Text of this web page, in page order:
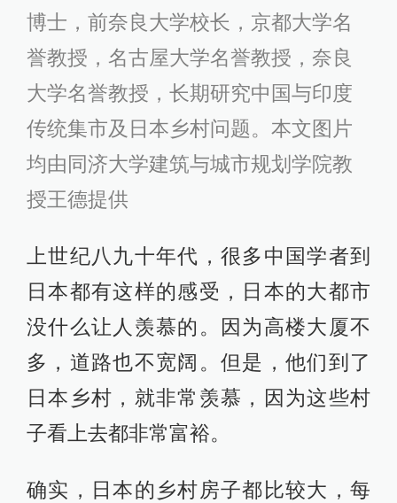
博士，前奈良大学校长，京都大学名
誉教授，名古屋大学名誉教授，奈良
大学名誉教授，长期研究中国与印度
传统集市及日本乡村问题。本文图片
均由同济大学建筑与城市规划学院教
授王德提供
上世纪八九十年代，很多中国学者到
日本都有这样的感受，日本的大都市
没什么让人羡慕的。因为高楼大厦不
多，道路也不宽阔。但是，他们到了
日本乡村，就非常羡慕，因为这些村
子看上去都非常富裕。
确实，日本的乡村房子都比较大，每